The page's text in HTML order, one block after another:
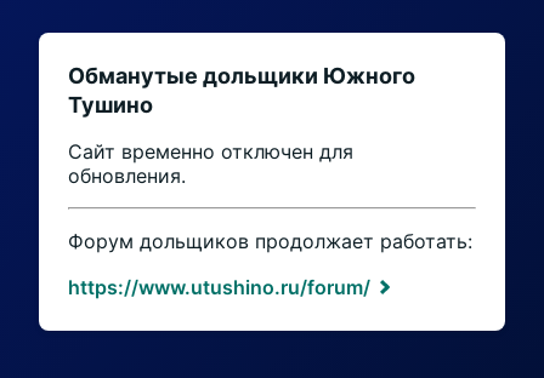
Обманутые дольщики Южного
Тушино
Сайт временно отключен для
обновления.
Форум дольщиков продолжает работать:
https://www.utushino.ru/forum/